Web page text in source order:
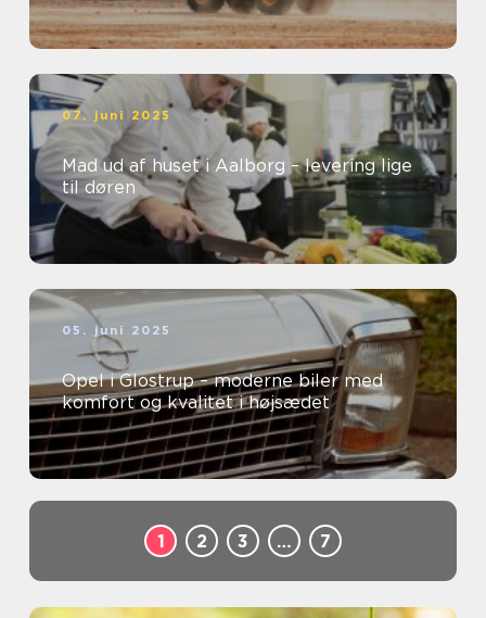
07. juni 2025
Mad ud af huset i Aalborg – levering lige
til døren
05. juni 2025
Opel i Glostrup – moderne biler med
komfort og kvalitet i højsædet
1 2 3 … 7